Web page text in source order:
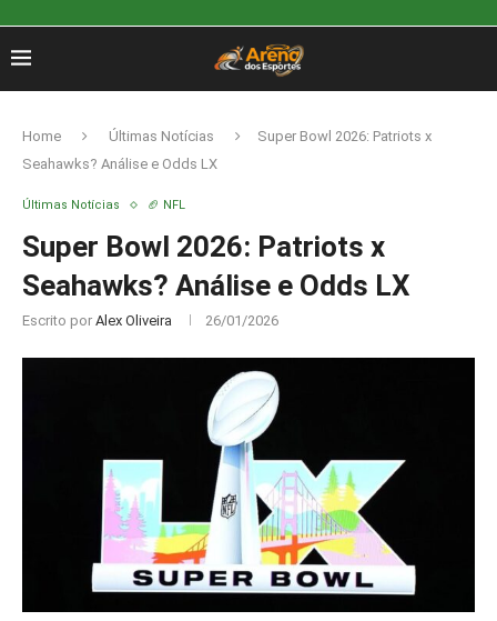
Home Últimas Notícias
Super Bowl 2026: Patriots x
Seahawks? Análise e Odds LX
Últimas Notícias 🏈 NFL
Super Bowl 2026: Patriots x
Seahawks? Análise e Odds LX
Escrito por Alex Oliveira 26/01/2026